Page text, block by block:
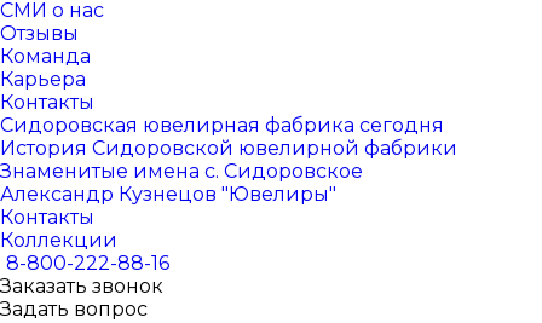
СМИ о нас
Отзывы
Команда
Карьера
Контакты
Сидоровская ювелирная фабрика сегодня
История Сидоровской ювелирной фабрики
Знаменитые имена с. Сидоровское
Александр Кузнецов "Ювелиры"
Контакты
Коллекции
8-800-222-88-16
Заказать звонок
Задать вопрос